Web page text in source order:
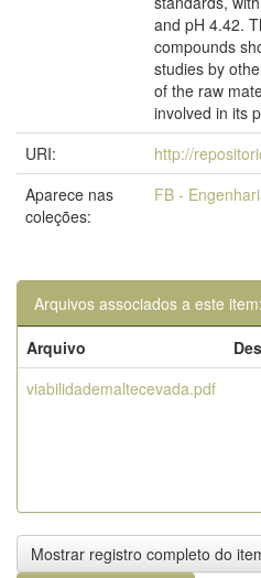
and pH 4.42.
compounds
studies by
of the raw
involved in its
URI:
http://
Aparece nas
coleções:
FB -
Arquivos associados a este item:
Arquivo
viabilidademaltecevada.pdf
Mostrar registro completo do